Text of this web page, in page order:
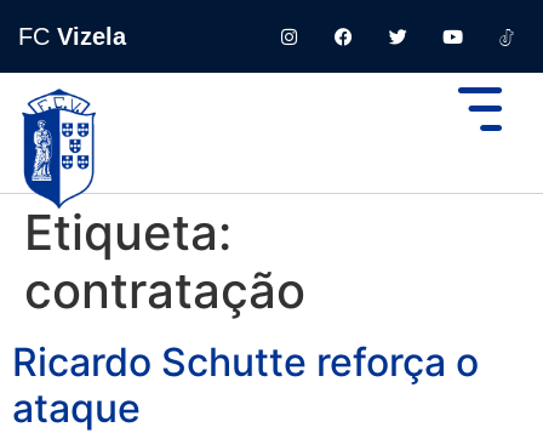
FC Vizela
Etiqueta:
contratação
Ricardo Schutte reforça o
ataque